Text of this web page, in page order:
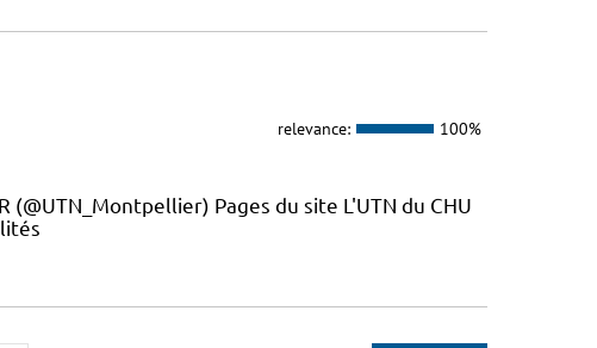
relevance: 100%
(@UTN_Montpellier) Pages du site L'UTN du CHU